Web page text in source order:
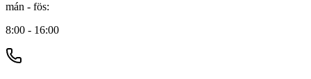
mán - fös:
8:00 - 16:00